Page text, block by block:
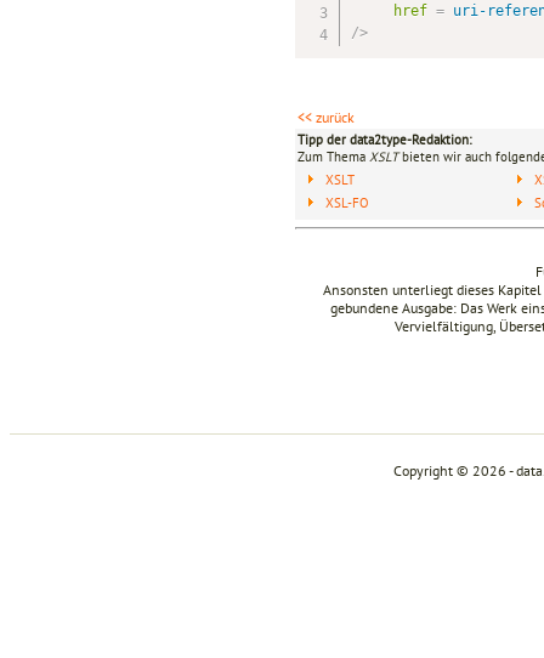
href = uri-
/>
<< zurück
Tipp der data2type-Redaktion:
Zum Thema XSLTbieten wir auch
XSLT
XSL-FO
Ansonsten unterliegt dieses
gebundene Ausgabe: Das Werk
Vervielfältigung,
Copyright © 2026 -